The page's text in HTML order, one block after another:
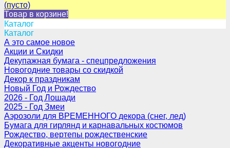
(пусто)
Товар в корзине!
Каталог
Каталог
А это самое новое
Акции и Скидки
Декупажная бумага - спецпредложения
Новогодние товары со скидкой
Декор к праздникам
Новый Год и Рождество
2026 - Год Лошади
2025 - Год Змеи
Аэрозоли для ВРЕМЕННОГО декора (снег, лед)
Бумага для гирлянд и карнавальных костюмов
Рождество, вертепы рождественские
Декоративные акценты новогодние